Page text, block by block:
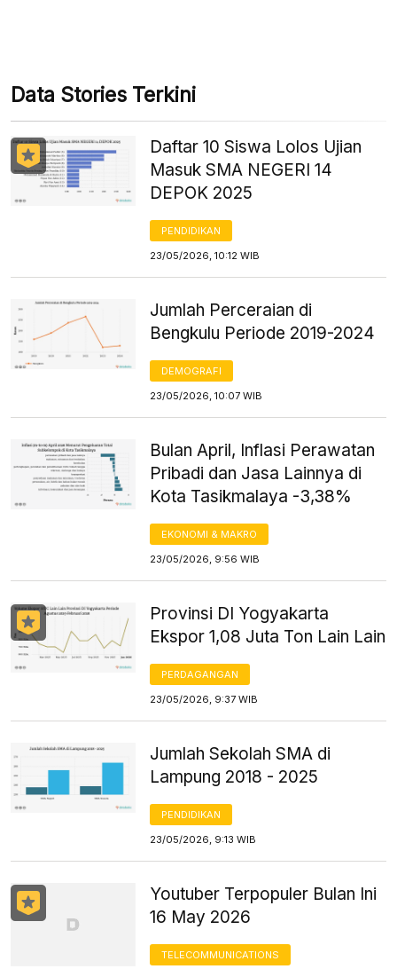
Data Stories Terkini
Daftar 10 Siswa Lolos Ujian
Masuk SMA NEGERI 14
DEPOK 2025
PENDIDIKAN
23/05/2026, 10:12 WIB
Jumlah Perceraian di
Bengkulu Periode 2019-2024
DEMOGRAFI
23/05/2026, 10:07 WIB
Bulan April, Inflasi Perawatan
Pribadi dan Jasa Lainnya di
Kota Tasikmalaya -3,38%
EKONOMI & MAKRO
23/05/2026, 9:56 WIB
Provinsi DI Yogyakarta
Ekspor 1,08 Juta Ton Lain Lain
PERDAGANGAN
23/05/2026, 9:37 WIB
Jumlah Sekolah SMA di
Lampung 2018 - 2025
PENDIDIKAN
23/05/2026, 9:13 WIB
Youtuber Terpopuler Bulan Ini
16 May 2026
TELECOMMUNICATIONS